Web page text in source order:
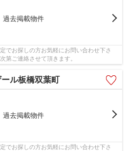
過去掲載物件
でお探しの方お気軽にお問い合わせ下さ
第ご連絡させて頂きます。
ール板橋双葉町
過去掲載物件
でお探しの方お気軽にお問い合わせ下さ